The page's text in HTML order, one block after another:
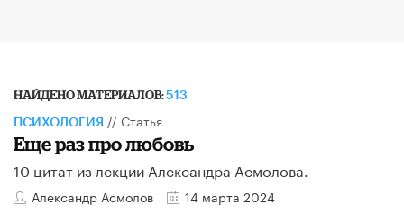
НАЙДЕНО МАТЕРИАЛОВ:513
ПСИХОЛОГИЯ // Статья
Еще раз про любовь
10 цитат из лекции Александра Асмолова.
Александр Асмолов 14 марта 2024